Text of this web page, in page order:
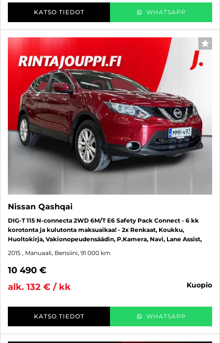
KATSO TIEDOT WHATSAPP
Nissan Qashqai
DIG-T 115 N-connecta 2WD 6M/T E6 Safety Pack Connect - 6 kk
korotonta ja kulutonta maksuaikaa! - 2x Renkaat, Koukku,
Huoltokirja, Vakionopeudensäädin, P.Kamera, Navi, Lane Assist,
2015 , Manuaali, Bensiini, 91 000 km
10 490 €
alk. 132 € / kk
kuopio
KATSO TIEDOT WHATSAPP